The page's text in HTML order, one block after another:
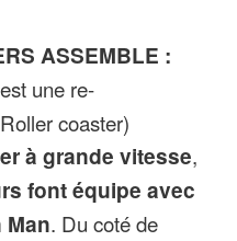
ASSEMBLE :
une re-
coaster)
à grande vitesse,
font équipe avec
Man. Du coté de